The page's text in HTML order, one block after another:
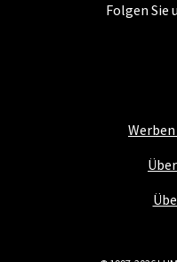
Folgen Sie